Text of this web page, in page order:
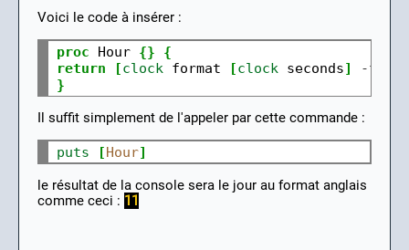
Voici le code à insérer :
proc Hour {}
{
return
[clock format [clock seconds] -
}
Il suffit simplement de l'appeler par cette commande :
puts [Hour]
le résultat de la console sera le jour au format anglais
comme ceci : 11